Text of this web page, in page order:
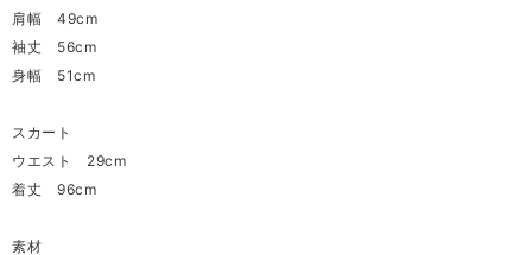
肩幅 49cm
袖丈 56cm
身幅 51cm
スカート
ウエスト 29cm
着丈 96cm
素材